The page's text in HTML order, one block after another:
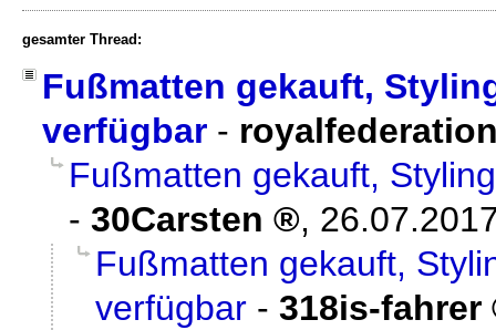
gesamter Thread:
Fußmatten gekauft,
verfügbar -
Fußmatten gekauft,
- 30Carsten ,
Fußmatten gekauft,
verfügbar - 318is-fahrer